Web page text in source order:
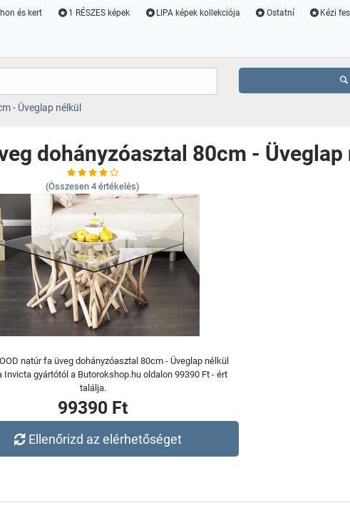
és kert 1 RÉSZES képek LIPA képek kollekciója Ostatní Kézi
- Üveglap nélkül
dohányzóasztal 80cm - Üveglap
(Összesen 4 értékelés)
natúr fa üveg dohányzóasztal 80cm - Üveglap nélkül
Invicta gyártótól a Butorokshop.hu oldalon 99390 Ft - ért
találja.
99390 Ft
Ellenőrizd az elérhetőséget